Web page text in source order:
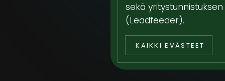
sekä yritystunnistuksen
(Leadfeeder).
KAIKKI EVÄSTEET